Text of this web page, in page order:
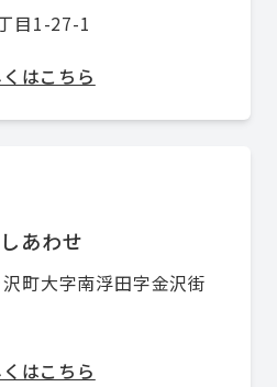
目1-27-1
はこちら
あわせ
町大字南浮田字金沢街
はこちら